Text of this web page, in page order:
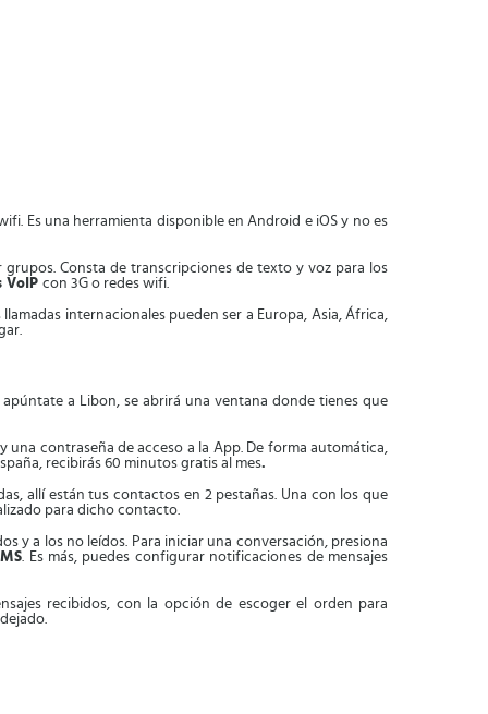
Es una herramienta disponible en Android e iOS y no es
Consta de transcripciones de texto y voz para los
VoIP con 3G o redes wifi.
internacionales pueden ser a Europa, Asia, África,
apúntate a Libon, se abrirá una ventana donde tienes que
contraseña de acceso a la App. De forma automática,
recibirás 60 minutos gratis al mes.
allí están tus contactos en 2 pestañas. Una con los que
para dicho contacto.
y a los no leídos. Para iniciar una conversación, presiona
. Es más, puedes configurar notificaciones de mensajes
recibidos, con la opción de escoger el orden para